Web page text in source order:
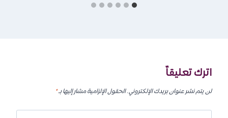
اترك تعليقاً
لن يتم نشر عنوان بريدك الإلكتروني.الحقول الإلزامية مشار إليها بـ*